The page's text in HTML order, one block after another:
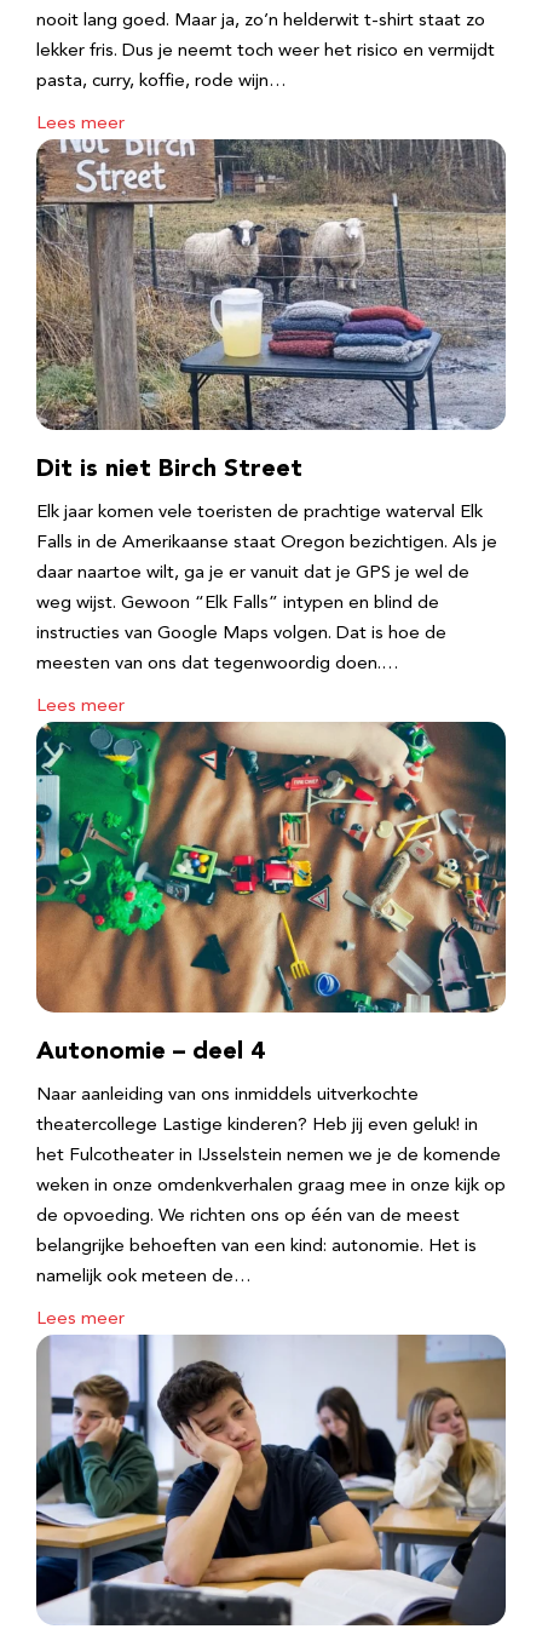
nooit lang goed. Maar ja, zo’n helderwit t-shirt staat zo
lekker fris. Dus je neemt toch weer het risico en vermijdt
pasta, curry, koffie, rode wijn…
Lees meer
Dit is niet Birch Street
Elk jaar komen vele toeristen de prachtige waterval Elk
Falls in de Amerikaanse staat Oregon bezichtigen. Als je
daar naartoe wilt, ga je er vanuit dat je GPS je wel de
weg wijst. Gewoon “Elk Falls” intypen en blind de
instructies van Google Maps volgen. Dat is hoe de
meesten van ons dat tegenwoordig doen.…
Lees meer
Autonomie – deel 4
Naar aanleiding van ons inmiddels uitverkochte
theatercollege Lastige kinderen? Heb jij even geluk! in
het Fulcotheater in IJsselstein nemen we je de komende
weken in onze omdenkverhalen graag mee in onze kijk op
de opvoeding. We richten ons op één van de meest
belangrijke behoeften van een kind: autonomie. Het is
namelijk ook meteen de…
Lees meer